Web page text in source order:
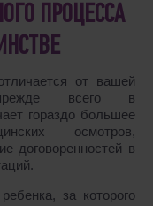
ПРОЦЕССА
от вашей
прежде всего в
гораздо большее
осмотров,
договоренностей в
за которого